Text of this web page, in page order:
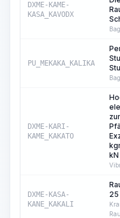
DXME-KAME-
KASA_KAVODX
PU_MEKAKA_KALIKA
DXME-KARI-
KAME_KAKATO
kN
DXME-KASA-
KANE_KAKALI
25